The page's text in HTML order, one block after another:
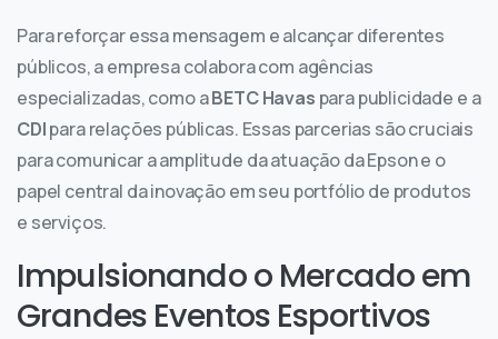
Para reforçar essa mensagem e alcançar diferentes
públicos, a empresa colabora com agências
especializadas, como aBETC Havas para publicidade e a
CDIpara relações públicas. Essas parcerias são cruciais
para comunicar a amplitude da atuação da Epson e o
papel central da inovação em seu portfólio de produtos
e serviços.
Impulsionando o Mercado em
Grandes Eventos Esportivos